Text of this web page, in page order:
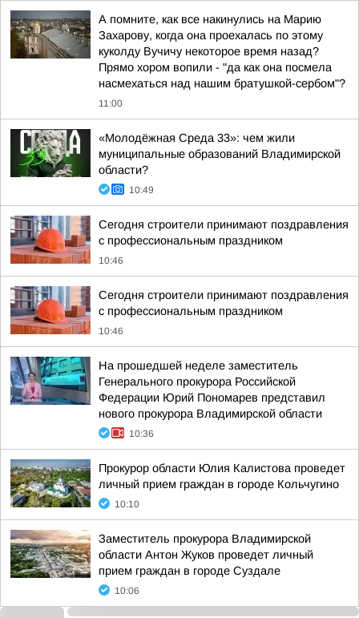
А помните, как все накинулись на Марию
Захарову, когда она проехалась по этому
куколду Вучичу некоторое время назад?
Прямо хором вопили - "да как она посмела
насмехаться над нашим братушкой-сербом"?
11:00
«Молодёжная Среда 33»: чем жили
муниципальные образований Владимирской
области?
10:49
Сегодня строители принимают поздравления
с профессиональным праздником
10:46
Сегодня строители принимают поздравления
с профессиональным праздником
10:46
На прошедшей неделе заместитель
Генерального прокурора Российской
Федерации Юрий Пономарев представил
нового прокурора Владимирской области
10:36
Прокурор области Юлия Калистова проведет
личный прием граждан в городе Кольчугино
10:10
Заместитель прокурора Владимирской
области Антон Жуков проведет личный
прием граждан в городе Суздале
10:06